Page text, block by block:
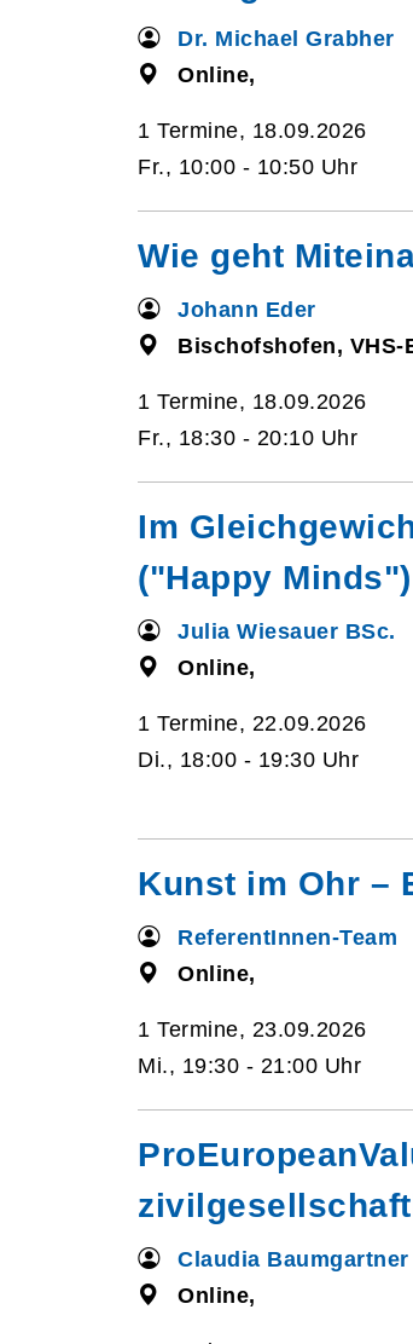
Dr. Michael Grabher
Online,
1 Termine, 18.09.2026
Fr., 10:00 - 10:50 Uhr
Wie geht
Johann Eder
Bischofshofen, VHS-
1 Termine, 18.09.2026
Fr., 18:30 - 20:10 Uhr
Im
("Happy Minds")
Julia Wiesauer BSc.
Online,
1 Termine, 22.09.2026
Di., 18:00 - 19:30 Uhr
Kunst im Ohr –
ReferentInnen-Team
Online,
1 Termine, 23.09.2026
Mi., 19:30 - 21:00 Uhr
Claudia Baumgartner
Online,